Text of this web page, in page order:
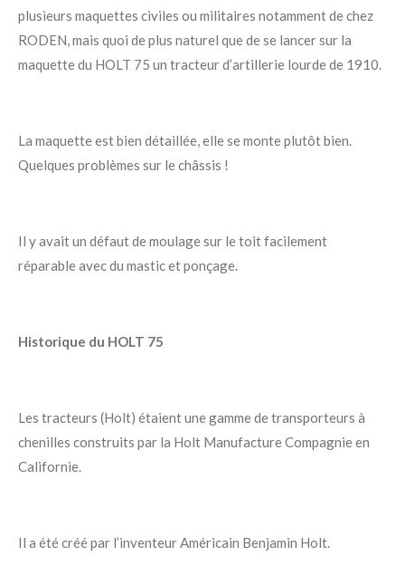
plusieurs maquettes civiles ou militaires notamment de chez
RODEN, mais quoi de plus naturel que de se lancer sur la
maquette du HOLT 75 un tracteur d’artillerie lourde de 1910.
La maquette est bien détaillée, elle se monte plutôt bien.
Quelques problèmes sur le châssis !
Il y avait un défaut de moulage sur le toit facilement
réparable avec du mastic et ponçage.
Historique du HOLT 75
Les tracteurs (Holt) étaient une gamme de transporteurs à
chenilles construits par la Holt Manufacture Compagnie en
Californie.
Il a été créé par l’inventeur Américain Benjamin Holt.